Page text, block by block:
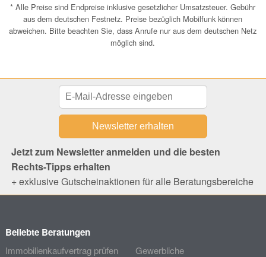
* Alle Preise sind Endpreise inklusive gesetzlicher Umsatzsteuer. Gebühr
aus dem deutschen Festnetz. Preise bezüglich Mobilfunk können
abweichen. Bitte beachten Sie, dass Anrufe nur aus dem deutschen Netz
möglich sind.
Jetzt zum Newsletter anmelden und die besten
Rechts-Tipps erhalten
+ exklusive Gutscheinaktionen für alle Beratungsbereiche
Beliebte Beratungen
Immobilienkaufvertrag prüfen
Gewerbliche